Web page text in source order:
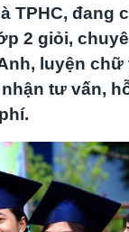
TPHC, đang
2 giỏi,
luyện chữ
tư vấn,